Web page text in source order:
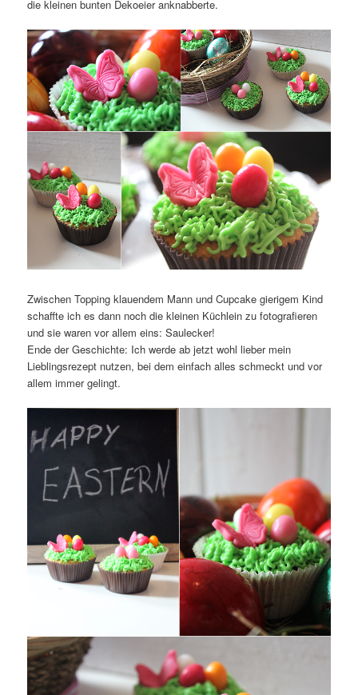
die kleinen bunten Dekoeier anknabberte.
Zwischen Topping klauendem Mann und Cupcake gierigem Kind
schaffte ich es dann noch die kleinen Küchlein zu fotografieren
und sie waren vor allem eins: Saulecker!
Ende der Geschichte: Ich werde ab jetzt wohl lieber mein
Lieblingsrezept nutzen, bei dem einfach alles schmeckt und vor
allem immer gelingt.